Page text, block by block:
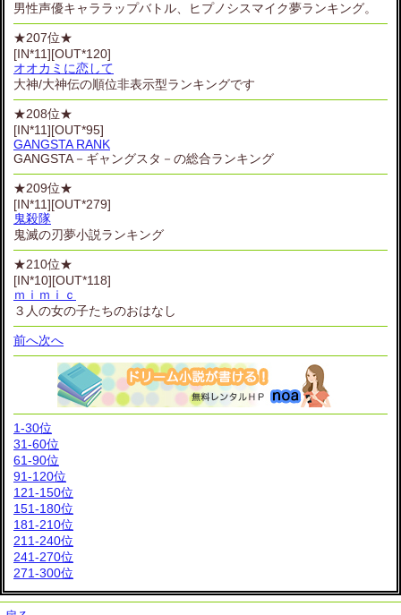
男性声優キャララップバトル、ヒプノシスマイク夢ランキング。
★207位★
[IN*11][OUT*120]
オオカミに恋して
大神/大神伝の順位非表示型ランキングです
★208位★
[IN*11][OUT*95]
GANGSTA RANK
GANGSTA－ギャングスタ－の総合ランキング
★209位★
[IN*11][OUT*279]
鬼殺隊
鬼滅の刃夢小説ランキング
★210位★
[IN*10][OUT*118]
ｍｉｍｉｃ
３人の女の子たちのおはなし
前へ次へ
1-30位
31-60位
61-90位
91-120位
121-150位
151-180位
181-210位
211-240位
241-270位
271-300位